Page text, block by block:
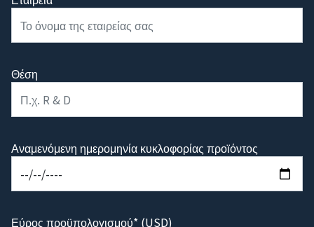
Θέση
Αναμενόμενη ημερομηνία κυκλοφορίας προϊόντος
Εύρος προϋπολογισμού* (USD)